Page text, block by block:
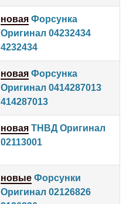
новая Форсунка
Оригинал 04232434
4232434
новая Форсунка
Оригинал 0414287013
414287013
новая ТНВД Оригинал
02113001
новые Форсунки
Оригинал 02126826